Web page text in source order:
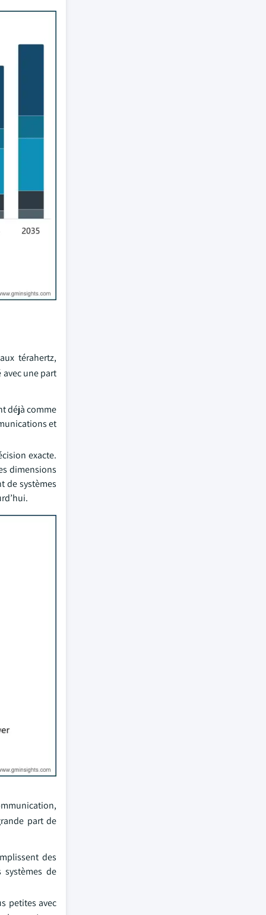
térahertz,
une part
déjà comme
et
exacte.
dimensions
de systèmes
part de
des
de
petites avec